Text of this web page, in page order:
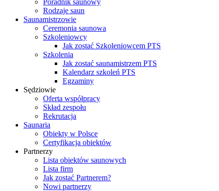
Poradnik saunowy
Rodzaje saun
Saunamistrzowie
Ceremonia saunowa
Szkoleniowcy
Jak zostać Szkoleniowcem PTS
Szkolenia
Jak zostać saunamistrzem PTS
Kalendarz szkoleń PTS
Egzaminy
Sędziowie
Oferta współpracy
Skład zespołu
Rekrutacja
Saunaria
Obiekty w Polsce
Certyfikacja obiektów
Partnerzy
Lista obiektów saunowych
Lista firm
Jak zostać Partnerem?
Nowi partnerzy